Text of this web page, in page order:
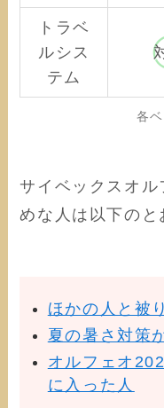
トラベ
ルシス
テム
各
サイベックスオ
めな人は以下のと
ほかの人と被
夏の暑さ対策
オルフェオ
に入った人